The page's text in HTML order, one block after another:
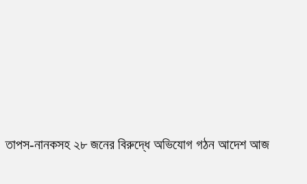
তাপস-নানকসহ ২৮ জনের বিরুদ্ধে অভিযোগ গঠন আদেশ আজ